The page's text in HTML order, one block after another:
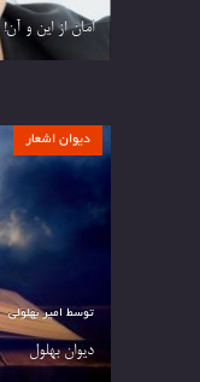
امان از این و آن!
دیوان اشعار
توسط امیر بهلولی
دیوان بهلول